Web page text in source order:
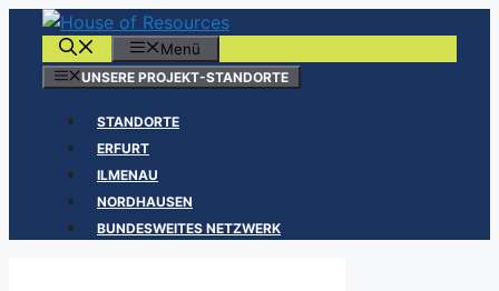
Zum
springen
Menü
UNSERE PROJEKT-STANDORTE
STANDORTE
ERFURT
ILMENAU
NORDHAUSEN
BUNDESWEITES NETZWERK